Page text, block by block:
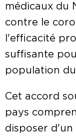
médicaux du
contre le
l'efficacité
suffisante
population
Cet accord
pays
disposer d'un